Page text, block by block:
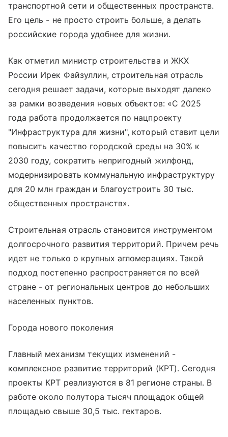
транспортной сети и общественных пространств.
Его цель - не просто строить больше, а делать
российские города удобнее для жизни.
Как отметил министр строительства и ЖКХ
России Ирек Файзуллин, строительная отрасль
сегодня решает задачи, которые выходят далеко
за рамки возведения новых объектов: «С 2025
года работа продолжается по нацпроекту
"Инфраструктура для жизни", который ставит цели
повысить качество городской среды на 30% к
2030 году, сократить непригодный жилфонд,
модернизировать коммунальную инфраструктуру
для 20 млн граждан и благоустроить 30 тыс.
общественных пространств».
Строительная отрасль становится инструментом
долгосрочного развития территорий. Причем речь
идет не только о крупных агломерациях. Такой
подход постепенно распространяется по всей
стране - от региональных центров до небольших
населенных пунктов.
Города нового поколения
Главный механизм текущих изменений -
комплексное развитие территорий (КРТ). Сегодня
проекты КРТ реализуются в 81 регионе страны. В
работе около полутора тысяч площадок общей
площадью свыше 30,5 тыс. гектаров.